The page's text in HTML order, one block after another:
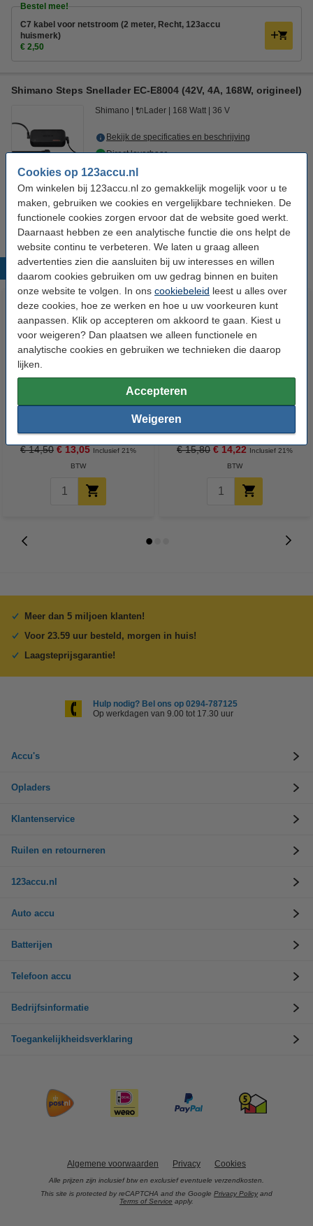
Cookies op 123accu.nl
Om winkelen bij 123accu.nl zo gemakkelijk mogelijk voor u te
maken, gebruiken we cookies en vergelijkbare technieken. De
functionele cookies zorgen ervoor dat de website goed werkt.
Daarnaast hebben ze een analytische functie die ons helpt de
website continu te verbeteren. We laten u graag alleen
advertenties zien die aansluiten bij uw interesses en willen
daarom cookies gebruiken om uw gedrag binnen en buiten
onze website te volgen. In ons cookiebeleid leest u alles over
deze cookies, hoe ze werken en hoe u uw voorkeuren kunt
aanpassen. Klik op accepteren om akkoord te gaan. Kiest u
voor weigeren? Dan plaatsen we alleen functionele en
analytische cookies en gebruiken we technieken die daarop
lijken.
Accepteren
Weigeren
Bestel mee!
C7 kabel voor netstroom (2 meter, Recht, 123accu
huismerk)
€ 2,50
Shimano Steps Snellader EC-E8004 (42V, 4A, 168W, origineel)
Shimano 🔌Lader 168 Watt 36 V
Bekijk de specificaties en beschrijving
Direct leverbaar
Morgen in huis
Bestellen
Populaire producten
MN2400 / LR03 alkaline batterij
24 stuks
€ 14,50 € 13,05 Inclusief 21%
BTW
Batterij 5 stuks
€ 15,80 € 14,22 Inclusief 21%
BTW
Meer dan 5 miljoen klanten!
Voor 23.59 uur besteld, morgen in huis!
Laagsteprijsgarantie!
Hulp nodig? Bel ons op 0294-787125
Op werkdagen van 9.00 tot 17.30 uur
Accu's
Opladers
Klantenservice
Ruilen en retourneren
123accu.nl
Auto accu
Batterijen
Telefoon accu
Bedrijfsinformatie
Toegankelijkheidsverklaring
Algemene voorwaarden Privacy Cookies
Alle prijzen zijn inclusief btw en exclusief eventuele verzendkosten.
This site is protected by reCAPTCHA and the Google Privacy Policy and
Terms of Service apply.